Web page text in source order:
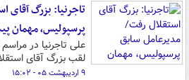
تاجرنیا: بزرگ
پرسپولیس، مهمان
علی تاجرنیا در
لقب بزرگ آقای
۹ اردیبهشت ۰۵ - ۱۵:۰۲